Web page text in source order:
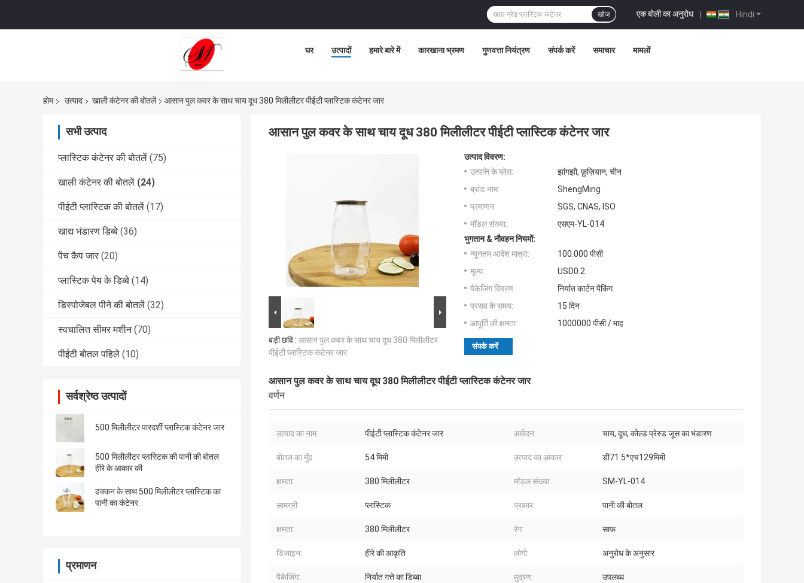
Hindi
एक बोली का अनुरोध |
खोज
घर उत्पादों हमारे बारे में कारखाना भ्रमण गुणवत्ता नियंत्रण संपर्क करें समाचार मामलों
होम उत्पाद खाली कंटेनर की बोतलें आसान पुल कवर के साथ चाय दूध 380 मिलीलीटर पीईटी प्लास्टिक कंटेनर जार
सभी उत्पाद
प्लास्टिक कंटेनर की बोतलें (75)
खाली कंटेनर की बोतलें (24)
पीईटी प्लास्टिक की बोतलें (17)
खाद्य भंडारण डिब्बे (36)
पेंच कैप जार (20)
प्लास्टिक पेय के डिब्बे (14)
डिस्पोजेबल पीने की बोतलें (32)
स्वचालित सीमर मशीन (70)
पीईटी बोतल पहिले (10)
सर्वश्रेष्ठ उत्पादों
500 मिलीलीटर पारदर्शी प्लास्टिक कंटेनर जार
500 मिलीलीटर प्लास्टिक की पानी की बोतल
हीरे के आकार की
ढक्कन के साथ 500 मिलीलीटर प्लास्टिक का
पानी का कंटेनर
प्रमाणन
आसान पुल कवर के साथ चाय दूध 380 मिलीलीटर पीईटी प्लास्टिक कंटेनर जार
बड़ी छवि : आसान पुल कवर के साथ चाय दूध 380 मिलीलीटर
पीईटी प्लास्टिक कंटेनर जार
उत्पाद विवरण:
उत्पत्ति के प्लेस:
झांगझौ, फ़ुज़ियान, चीन
ब्रांड नाम:
ShengMing
प्रमाणन:
SGS, CNAS, ISO
मॉडल संख्या:
एसएम-YL-014
भुगतान & नौवहन नियमों:
न्यूनतम आदेश मात्रा:
100.000 पीसी
मूल्य:
USD0.2
पैकेजिंग विवरण:
निर्यात कार्टन पैकिंग
प्रसव के समय:
15 दिन
आपूर्ति की क्षमता:
1000000 पीसी / माह
संपर्क करें
आसान पुल कवर के साथ चाय दूध 380 मिलीलीटर पीईटी प्लास्टिक कंटेनर जार
वर्णन
उत्पाद का नाम: पीईटी प्लास्टिक कंटेनर जार आवेदन: चाय, दूध, कोल्ड प्रेस्ड जूस का भंडारण
बोतल का मुँह: 54 मिमी उत्पाद का आकार: डी71.5*एच129मिमी
क्षमता: 380 मिलीलीटर मॉडल संख्या: ‎SM-YL-014
सामग्री: प्लास्टिक प्रकार: पानी की बोतल
क्षमता: 380 मिलीलीटर रंग: साफ़
डिजाइन: हीरे की आकृति लोगो: अनुरोध के अनुसार
पैकेजिंग: निर्यात गत्ते का डिब्बा मुद्रण: उपलब्ध